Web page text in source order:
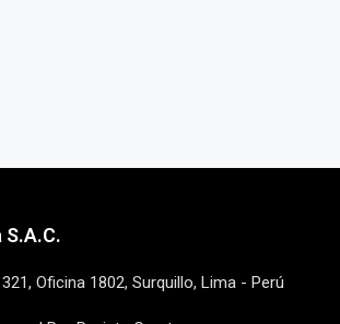
Oficina 1802, Surquillo, Lima - Perú